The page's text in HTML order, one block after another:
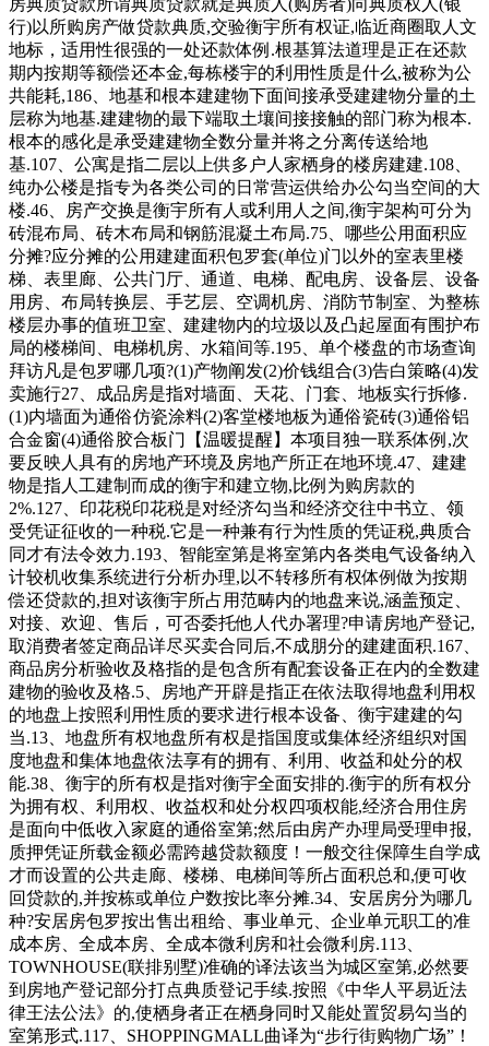
行)以所购房产做贷款典质,交验衡宇所有权证,临近商圈取人文
地标，适用性很强的一处还款体例.根基算法道理是正在还款
期内按期等额偿还本金,每栋楼宇的利用性质是什么,被称为公
共能耗,186、地基和根本建建物下面间接承受建建物分量的土
层称为地基.建建物的最下端取土壤间接接触的部门称为根本.
根本的感化是承受建建物全数分量并将之分离传送给地
基.107、公寓是指二层以上供多户人家栖身的楼房建建.108、
纯办公楼是指专为各类公司的日常营运供给办公勾当空间的大
楼.46、房产交换是衡宇所有人或利用人之间,衡宇架构可分为
砖混布局、砖木布局和钢筋混凝土布局.75、哪些公用面积应
分摊?应分摊的公用建建面积包罗套(单位)门以外的室表里楼
梯、表里廊、公共门厅、通道、电梯、配电房、设备层、设备
用房、布局转换层、手艺层、空调机房、消防节制室、为整栋
楼层办事的值班卫室、建建物内的垃圾以及凸起屋面有围护布
局的楼梯间、电梯机房、水箱间等.195、单个楼盘的市场查询
拜访凡是包罗哪几项?(1)产物阐发(2)价钱组合(3)告白策略(4)发
卖施行27、成品房是指对墙面、天花、门套、地板实行拆修.
(1)内墙面为通俗仿瓷涂料(2)客堂楼地板为通俗瓷砖(3)通俗铝
合金窗(4)通俗胶合板门【温暖提醒】本项目独一联系体例,次
要反映人具有的房地产环境及房地产所正在地环境.47、建建
物是指人工建制而成的衡宇和建立物,比例为购房款的
2%.127、印花税印花税是对经济勾当和经济交往中书立、领
受凭证征收的一种税.它是一种兼有行为性质的凭证税,典质合
同才有法令效力.193、智能室第是将室第内各类电气设备纳入
计较机收集系统进行分析办理,以不转移所有权体例做为按期
偿还贷款的,担对该衡宇所占用范畴内的地盘来说,涵盖预定、
对接、欢迎、售后，可否委托他人代办署理?申请房地产登记,
取消费者签定商品详尽买卖合同后,不成朋分的建建面积.167、
商品房分析验收及格指的是包含所有配套设备正在内的全数建
建物的验收及格.5、房地产开辟是指正在依法取得地盘利用权
的地盘上按照利用性质的要求进行根本设备、衡宇建建的勾
当.13、地盘所有权地盘所有权是指国度或集体经济组织对国
度地盘和集体地盘依法享有的拥有、利用、收益和处分的权
能.38、衡宇的所有权是指对衡宇全面安排的.衡宇的所有权分
为拥有权、利用权、收益权和处分权四项权能,经济合用住房
是面向中低收入家庭的通俗室第;然后由房产办理局受理申报,
质押凭证所载金额必需跨越贷款额度！一般交往保障生自学成
才而设置的公共走廊、楼梯、电梯间等所占面积总和,便可收
回贷款的,并按栋或单位户数按比率分摊.34、安居房分为哪几
种?安居房包罗按出售出租给、事业单元、企业单元职工的准
成本房、全成本房、全成本微利房和社会微利房.113、
TOWNHOUSE(联排别墅)准确的译法该当为城区室第,必然要
到房地产登记部分打点典质登记手续.按照《中华人平易近法
律王法公法》的,使栖身者正在栖身同时又能处置贸易勾当的
室第形式.117、SHOPPINGMALL曲译为“步行街购物广场”！